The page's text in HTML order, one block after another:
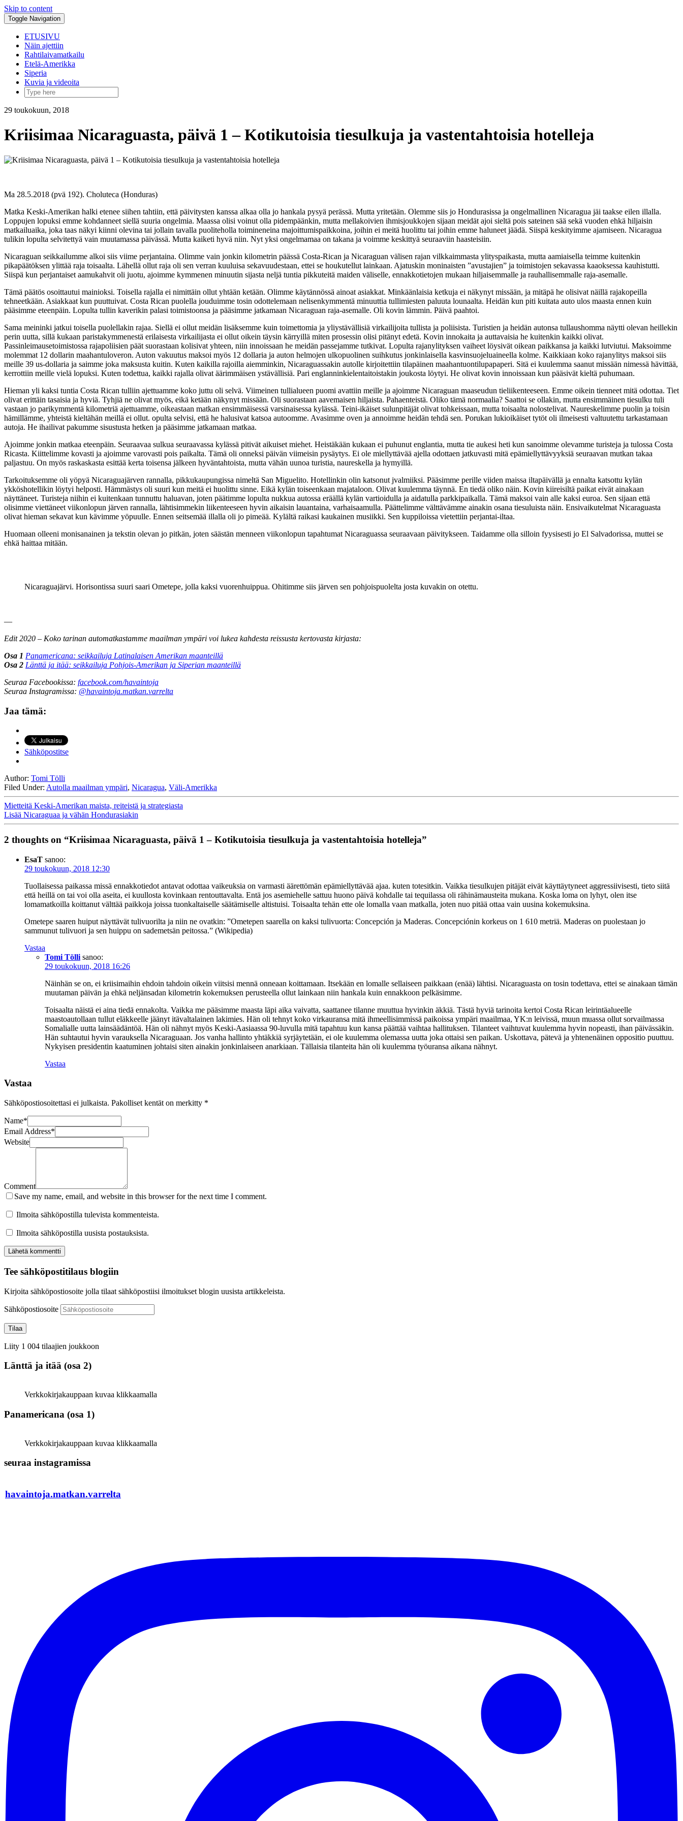
Skip to content
Toggle Navigation
ETUSIVU
Näin ajettiin
Rahtilaivamatkailu
Etelä-Amerikka
Siperia
Kuvia ja videoita
29 toukokuun, 2018
Kriisimaa Nicaraguasta, päivä 1 – Kotikutoisia tiesulkuja ja vastentahtoisia hotelleja
Ma 28.5.2018 (pvä 192). Choluteca (Honduras)
Matka Keski-Amerikan halki etenee siihen tahtiin, että päivitysten kanssa alkaa olla jo hankala pysyä perässä. Mutta yritetään. Olemme siis jo Hondurasissa ja ongelmallinen Nicaragua jäi taakse eilen illalla.
Loppujen lopuksi emme kohdanneet siellä suuria ongelmia. Maassa olisi voinut olla pidempäänkin, mutta mellakoivien ihmisjoukkojen sijaan meidät ajoi sieltä pois sateinen sää sekä vuoden ehkä hiljaisin
matkailuaika, joka taas näkyi kiinni olevina tai jollain tavalla puoliteholla toimineneina majoittumispaikkoina, joihin ei meitä huolittu tai joihin emme haluneet jäädä. Siispä keskityimme ajamiseen. Nicaragua
tulikin lopulta selvitettyä vain muutamassa päivässä. Mutta kaiketi hyvä niin. Nyt yksi ongelmamaa on takana ja voimme keskittyä seuraaviin haasteisiin.
Nicaraguan seikkailumme alkoi siis viime perjantaina. Olimme vain jonkin kilometrin päässä Costa-Rican ja Nicaraguan välisen rajan vilkkaimmasta ylityspaikasta, mutta aamiaisella teimme kuitenkin
pikapäätöksen ylittää raja toisaalta. Lähellä ollut raja oli sen verran kuuluisa sekavuudestaan, ettei se houkutellut lainkaan. Ajatuskin moninaisten ”avustajien” ja toimistojen sekavassa kaaoksessa kauhistutti.
Siispä kun perjantaiset aamukahvit oli juotu, ajoimme kymmenen minuutin sijasta neljä tuntia pikkuteitä maiden väliselle, ennakkotietojen mukaan hiljaisemmalle ja rauhallisemmalle raja-asemalle.
Tämä päätös osoittautui mainioksi. Toisella rajalla ei nimittäin ollut yhtään ketään. Olimme käytännössä ainoat asiakkat. Minkäänlaisia ketkuja ei näkynyt missään, ja mitäpä he olisivat näillä rajakopeilla
tehneetkään. Asiakkaat kun puuttuivat. Costa Rican puolella jouduimme tosin odottelemaan nelisenkymmentä minuuttia tullimiesten paluuta lounaalta. Heidän kun piti kuitata auto ulos maasta ennen kuin
pääsimme eteenpäin. Lopulta tullin kaverikin palasi toimistoonsa ja pääsimme jatkamaan Nicaraguan raja-asemalle. Oli kovin lämmin. Päivä paahtoi.
Sama meininki jatkui toisella puolellakin rajaa. Siellä ei ollut meidän lisäksemme kuin toimettomia ja yliystävällisiä virkailijoita tullista ja poliisista. Turistien ja heidän autonsa tullaushomma näytti olevan heillekin
perin uutta, sillä kukaan paristakymmenestä erilaisesta virkailijasta ei ollut oikein täysin kärryillä miten prosessin olisi pitänyt edetä. Kovin innokaita ja auttavaisia he kuitenkin kaikki olivat.
Passinleimausetoimistossa rajapoliisien päät suorastaan kolisivat yhteen, niin innoissaan he meidän passejamme tutkivat. Lopulta rajanylityksen vaiheet löysivät oikean paikkansa ja kaikki lutviutui. Maksoimme
molemmat 12 dollarin maahantuloveron. Auton vakuutus maksoi myös 12 dollaria ja auton helmojen ulkopuolinen suihkutus jonkinlaisella kasvinsuojeluaineella kolme. Kaikkiaan koko rajanylitys maksoi siis
meille 39 us-dollaria ja saimme joka maksusta kuitin. Kuten kaikilla rajoilla aiemminkin, Nicaraguassakin autolle kirjoitettiin tilapäinen maahantuontilupapaperi. Sitä ei kuulemma saanut missään nimessä hävittää,
kerrottiin meille vielä lopuksi. Kuten todettua, kaikki rajalla olivat äärimmäisen ystävällisiä. Pari englanninkielentaitoistakin joukosta löytyi. He olivat kovin innoissaan kun pääsivät kieltä puhumaan.
Hieman yli kaksi tuntia Costa Rican tulliin ajettuamme koko juttu oli selvä. Viimeinen tullialueen puomi avattiin meille ja ajoimme Nicaraguan maaseudun tieliikenteeseen. Emme oikein tienneet mitä odottaa. Tiet
olivat erittäin tasaisia ja hyviä. Tyhjiä ne olivat myös, eikä ketään näkynyt missään. Oli suorastaan aavemaisen hiljaista. Pahaenteistä. Oliko tämä normaalia? Saattoi se ollakin, mutta ensimmäinen tiesulku tuli
vastaan jo parikymmentä kilometriä ajettuamme, oikeastaan matkan ensimmäisessä varsinaisessa kylässä. Teini-ikäiset sulunpitäjät olivat tohkeissaan, mutta toisaalta nolostelivat. Naureskelimme puolin ja toisin
hämillämme, yhteistä kieltähän meillä ei ollut. opulta selvisi, että he halusivat katsoa autoomme. Avasimme oven ja annoimme heidän tehdä sen. Porukan lukioikäiset tytöt oli ilmeisesti valtuutettu tarkastamaan
autoja. He ihailivat pakumme sisustusta hetken ja pääsimme jatkamaan matkaa.
Ajoimme jonkin matkaa eteenpäin. Seuraavaa sulkua seuraavassa kylässä pitivät aikuiset miehet. Heistäkään kukaan ei puhunut englantia, mutta tie aukesi heti kun sanoimme olevamme turisteja ja tulossa Costa
Ricasta. Kiittelimme kovasti ja ajoimme varovasti pois paikalta. Tämä oli onneksi päivän viimeisin pysäytys. Ei ole miellyttävää ajella odottaen jatkuvasti mitä epämiellyttävyyksiä seuraavan mutkan takaa
paljastuu. On myös raskaskasta esittää kerta toisensa jälkeen hyväntahtoista, mutta vähän uunoa turistia, naureskella ja hymyillä.
Tarkoituksemme oli yöpyä Nicaraguajärven rannalla, pikkukaupungissa nimeltä San Miguelito. Hotellinkin olin katsonut jvalmiiksi. Pääsimme perille viiden maissa iltapäivällä ja ennalta katsottu kylän
ykköshotellikin löytyi helposti. Hämmästys oli suuri kun meitä ei huolittu sinne. Eikä kylän toiseenkaan majataloon. Olivat kuulemma täynnä. En tiedä oliko näin. Kovin kiireisiltä paikat eivät ainakaan
näyttäneet. Turisteja niihin ei kuitenkaan tunnuttu haluavan, joten päätimme lopulta nukkua autossa eräällä kylän vartioidulla ja aidatulla parkkipaikalla. Tämä maksoi vain alle kaksi euroa. Sen sijaan että
olisimme viettäneet viikonlopun järven rannalla, lähtisimmekin liikenteeseen hyvin aikaisin lauantaina, varhaisaamulla. Päättelimme välttävämme ainakin osana tiesuluista näin. Ensivaikutelmat Nicaraguasta
olivat hieman sekavat kun kävimme yöpuulle. Ennen seitsemää illalla oli jo pimeää. Kylältä raikasi kaukainen musiikki. Sen kuppiloissa vietettiin perjantai-iltaa.
Huomaan olleeni monisanainen ja tekstin olevan jo pitkän, joten säästän menneen viikonlopun tapahtumat Nicaraguassa seuraavaan päivitykseen. Taidamme olla silloin fyysisesti jo El Salvadorissa, muttei se
ehkä haittaa mitään.
Nicaraguajärvi. Horisontissa suuri saari Ometepe, jolla kaksi vuorenhuippua. Ohitimme siis järven sen pohjoispuolelta josta kuvakin on otettu.
—
Edit 2020 – Koko tarinan automatkastamme maailman ympäri voi lukea kahdesta reissusta kertovasta kirjasta:
Osa 1 Panamericana: seikkailuja Latinalaisen Amerikan maanteillä
Osa 2 Länttä ja itää: seikkailuja Pohjois-Amerikan ja Siperian maanteillä
Seuraa Facebookissa: facebook.com/havaintoja
Seuraa Instagramissa: @havaintoja.matkan.varrelta
Jaa tämä:
Sähköpostitse
Author: Tomi Tölli
Filed Under: Autolla maailman ympäri, Nicaragua, Väli-Amerikka
Mietteitä Keski-Amerikan maista, reiteistä ja strategiasta
Lisää Nicaraguaa ja vähän Hondurasiakin
2 thoughts on “Kriisimaa Nicaraguasta, päivä 1 – Kotikutoisia tiesulkuja ja vastentahtoisia hotelleja”
EsaT sanoo:
29 toukokuun, 2018 12:30
Tuollaisessa paikassa missä ennakkotiedot antavat odottaa vaikeuksia on varmasti äärettömän epämiellyttävää ajaa. kuten totesitkin. Vaikka tiesulkujen pitäjät eivät käyttäytyneet aggressiivisesti, tieto siitä
että heillä on tai voi olla aseita, ei kuullosta kovinkaan rentouttavalta. Entä jos asemiehelle sattuu huono päivä kohdalle tai tequilassa oli rähinämausteita mukana. Koska loma on lyhyt, olen itse
lomamatkoilla koittanut välttää paikkoja joissa tuonkaltaiselle säätämiselle altistuisi. Toisaalta tehän ette ole lomalla vaan matkalla, joten nuo pitää ottaa vain uusina kokemuksina.
Ometepe saaren huiput näyttävät tulivuorilta ja niin ne ovatkin: ”Ometepen saarella on kaksi tulivuorta: Concepción ja Maderas. Concepciónin korkeus on 1 610 metriä. Maderas on puolestaan jo
sammunut tulivuori ja sen huippu on sademetsän peitossa.” (Wikipedia)
Vastaa
Tomi Tölli sanoo:
29 toukokuun, 2018 16:26
Näinhän se on, ei kriisimaihin ehdoin tahdoin oikein viitsisi mennä onneaan koittamaan. Itsekään en lomalle sellaiseen paikkaan (enää) lähtisi. Nicaraguasta on tosin todettava, ettei se ainakaan tämän
muutaman päivän ja ehkä neljänsadan kilometrin kokemuksen perusteella ollut lainkaan niin hankala kuin ennakkoon pelkäsimme.
Toisaalta näistä ei aina tiedä ennakolta. Vaikka me pääsimme maasta läpi aika vaivatta, saattanee tilanne muuttua hyvinkin äkkiä. Tästä hyviä tarinoita kertoi Costa Rican leirintäalueelle
maastoautollaan tullut eläkkeelle jäänyt itävaltalainen lakimies. Hän oli tehnyt koko virkauransa mitä ihmeellisimmissä paikoissa ympäri maailmaa, YK:n leivissä, muun muassa ollut sorvailmassa
Somalialle uutta lainsäädäntöä. Hän oli nähnyt myös Keski-Aasiaassa 90-luvulla mitä tapahtuu kun kansa päättää vaihtaa hallituksen. Tilanteet vaihtuvat kuulemma hyvin nopeasti, ihan päivässäkin.
Hän suhtautui hyvin varauksella Nicaraguaan. Jos vanha hallinto yhtäkkiä syrjäytetään, ei ole kuulemma olemassa uutta joka ottaisi sen paikan. Uskottava, pätevä ja yhtenenäinen oppositio puuttuu.
Nykyisen presidentin kaatuminen johtaisi siten ainakin jonkinlaiseen anarkiaan. Tällaisia tilanteita hän oli kuulemma työuransa aikana nähnyt.
Vastaa
Vastaa
Sähköpostiosoitettasi ei julkaista. Pakolliset kentät on merkitty *
Name*
Email Address*
Website
Comment
Save my name, email, and website in this browser for the next time I comment.
Ilmoita sähköpostilla tulevista kommenteista.
Ilmoita sähköpostilla uusista postauksista.
Tee sähköpostitilaus blogiin
Kirjoita sähköpostiosoite jolla tilaat sähköpostiisi ilmoitukset blogin uusista artikkeleista.
Sähköpostiosoite
Tilaa
Liity 1 004 tilaajien joukkoon
Länttä ja itää (osa 2)
Verkkokirjakauppaan kuvaa klikkaamalla
Panamericana (osa 1)
Verkkokirjakauppaan kuvaa klikkaamalla
seuraa instagramissa
havaintoja.matkan.varrelta